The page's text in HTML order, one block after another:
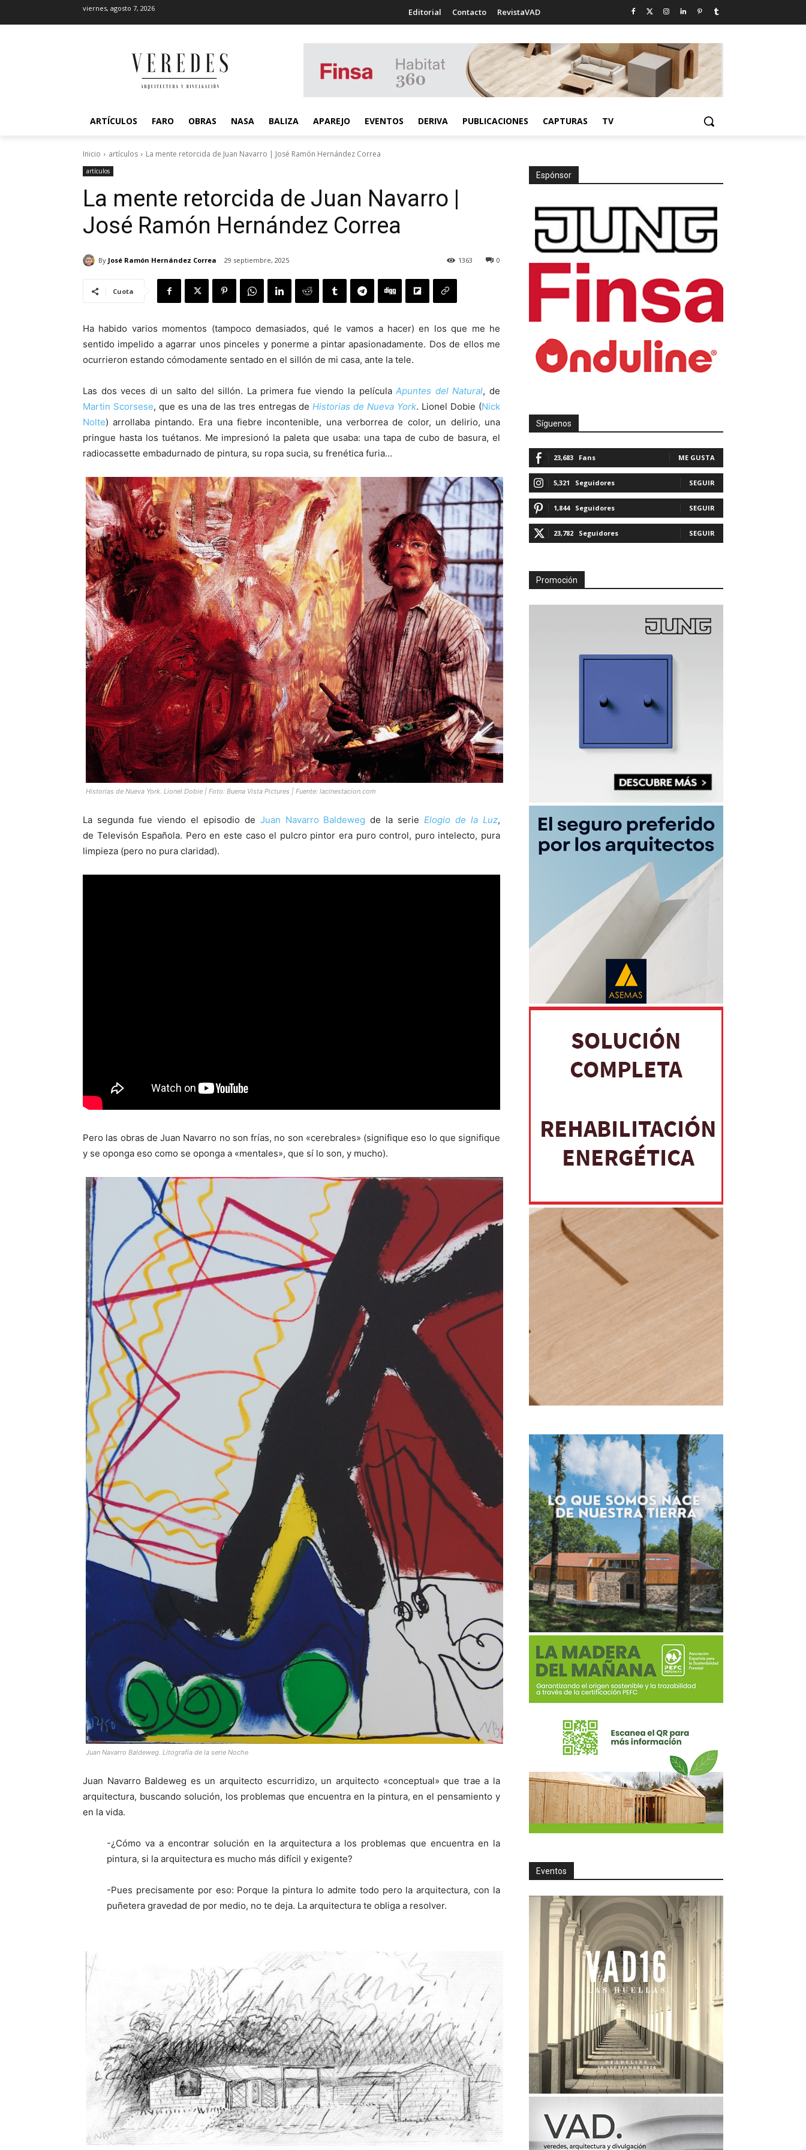
viernes, agosto 7, 2026 Editorial Contacto RevistaVAD
ARTÍCULOS FARO OBRAS NASA BALIZA APAREJO EVENTOS DERIVA PUBLICACIONES CAPTURAS TV
Inicio artículos La mente retorcida de Juan Navarro | José Ramón Hernández Correa
artículos
La mente retorcida de Juan Navarro |
José Ramón Hernández Correa
By José Ramón Hernández Correa 29 septiembre, 2025 0
1363
Cuota
Ha habido varios momentos (tampoco demasiados, qué le vamos a hacer) en los que me he
sentido impelido a agarrar unos pinceles y ponerme a pintar apasionadamente. Dos de ellos me
ocurrieron estando cómodamente sentado en el sillón de mi casa, ante la tele.
Las dos veces di un salto del sillón. La primera fue viendo la películaApuntes del Natural, de
Martin Scorsese, que es una de las tres entregas deHistorias de Nueva York. Lionel Dobie (Nick
Nolte) arrollaba pintando. Era una fiebre incontenible, una verborrea de color, un delirio, una
pringue hasta los tuétanos. Me impresionó la paleta que usaba: una tapa de cubo de basura, el
radiocassette embadurnado de pintura, su ropa sucia, su frenética furia…
Historias de Nueva York. Lionel Dobie | Foto: Buena Vista Pictures | Fuente: lacinestacion.com
La segunda fue viendo el episodio de Juan Navarro Baldeweg de la serieElogio de la Luz,
de Televisón Española. Pero en este caso el pulcro pintor era puro control, puro intelecto, pura
limpieza (pero no pura claridad).
Pero las obras de Juan Navarro no son frías, no son «cerebrales» (signifique eso lo que signifique
y se oponga eso como se oponga a «mentales», que sí lo son, y mucho).
Juan Navarro Baldeweg. Litografía de la serie Noche
Juan Navarro Baldeweg es un arquitecto escurridizo, un arquitecto «conceptual» que trae a la
arquitectura, buscando solución, los problemas que encuentra en la pintura, en el pensamiento y
en la vida.
-¿Cómo va a encontrar solución en la arquitectura a los problemas que encuentra en la
pintura, si la arquitectura es mucho más difícil y exigente?
-Pues precisamente por eso: Porque la pintura lo admite todo pero la arquitectura, con la
puñetera gravedad de por medio, no te deja. La arquitectura te obliga a resolver.
Espónsor
Síguenos
23,683 Fans ME GUSTA
5,321 Seguidores SEGUIR
1,844 Seguidores SEGUIR
23,782 Seguidores SEGUIR
Promoción
Eventos